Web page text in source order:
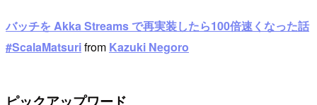
バッチを Akka Streams で再実装したら100倍速くなった話
#ScalaMatsurifrom Kazuki Negoro
ピックアップワード